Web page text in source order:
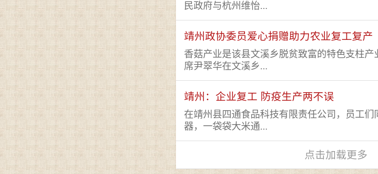
民政府与杭州维怡...
靖州政协委员爱心捐赠助力农业复工复产
香菇产业是该县文溪乡脱贫致富的特色支柱
席尹翠华在文溪乡...
靖州：企业复工 防疫生产两不误
在靖州县四通食品科技有限责任公司，员工
器，一袋袋大米通...
点击加载更多